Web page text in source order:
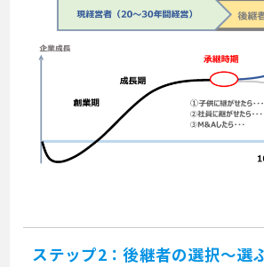
ステップ2：後継者の選択～選